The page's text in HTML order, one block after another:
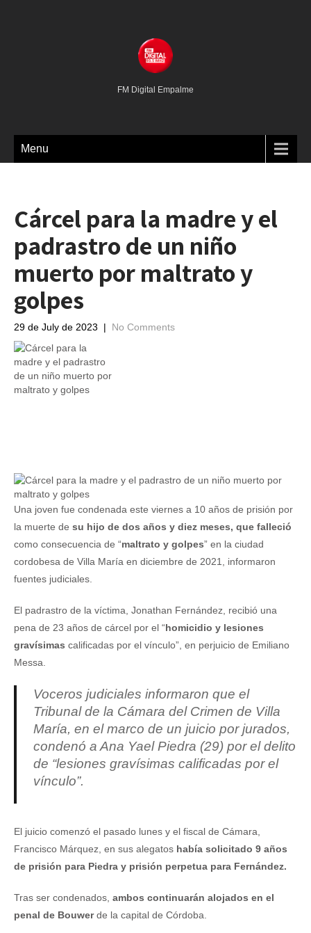
FM Digital Empalme
Menu
Cárcel para la madre y el
padrastro de un niño
muerto por maltrato y
golpes
29 de July de 2023 | No Comments
Una joven fue condenada este viernes a 10 años de prisión por
la muerte de su hijo de dos años y diez meses, que falleció
como consecuencia de “maltrato y golpes” en la ciudad
cordobesa de Villa María en diciembre de 2021, informaron
fuentes judiciales.
El padrastro de la víctima, Jonathan Fernández, recibió una
pena de 23 años de cárcel por el “homicidio y lesiones
gravísimas calificadas por el vínculo”, en perjuicio de Emiliano
Messa.
Voceros judiciales informaron que el
Tribunal de la Cámara del Crimen de Villa
María, en el marco de un juicio por jurados,
condenó a Ana Yael Piedra (29) por el delito
de “lesiones gravísimas calificadas por el
vínculo”.
El juicio comenzó el pasado lunes y el fiscal de Cámara,
Francisco Márquez, en sus alegatos había solicitado 9 años
de prisión para Piedra y prisión perpetua para Fernández.
Tras ser condenados, ambos continuarán alojados en el
penal de Bouwerde la capital de Córdoba.